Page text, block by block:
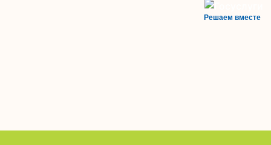
Решаем вместе